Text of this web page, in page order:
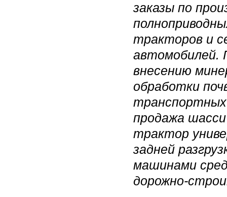
заказы по
тракторов и
автомобилей.
внесению
обработки
транспортных
продажа
трактор
задней
машинами
дорожно-